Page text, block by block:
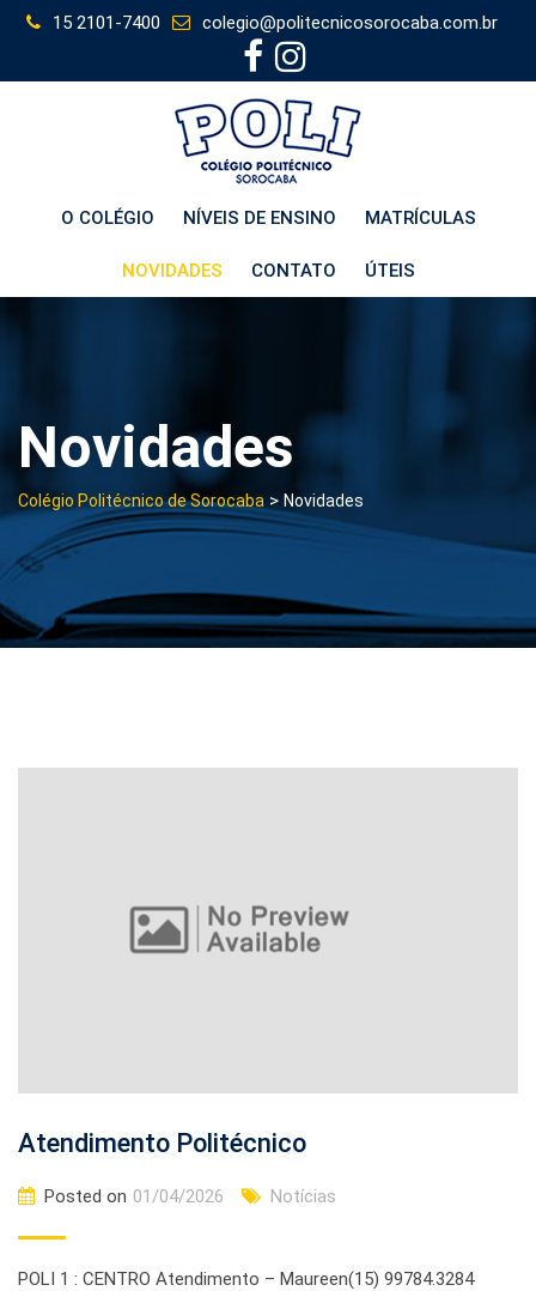
Skip
content
15 2101-7400 colegio@politecnicosorocaba.com.br
O COLÉGIO NÍVEIS DE ENSINO MATRÍCULAS
NOVIDADES CONTATO ÚTEIS
Novidades
Colégio Politécnico de Sorocaba >Novidades
Atendimento Politécnico
Posted on 01/04/2026 Notícias
POLI 1 : CENTRO Atendimento – Maureen(15) 99784.3284